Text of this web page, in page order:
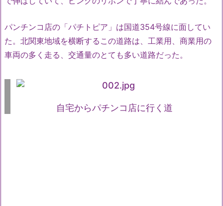
パンチンコ店の「パチトピア」は国道354号線に面してい
た。北関東地域を横断するこの道路は、工業用、商業用の
車両の多く走る、交通量のとても多い道路だった。
自宅からパチンコ店に行く道